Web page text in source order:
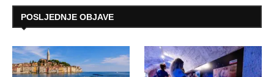
POSLJEDNJE OBJAVE